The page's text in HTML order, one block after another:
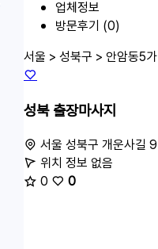
업체정보
방문후기 (0)
서울 > 성북구 > 안암동5가
성북 출장마사지
서울 성북구 개운사길 9
위치 정보 없음
0
0